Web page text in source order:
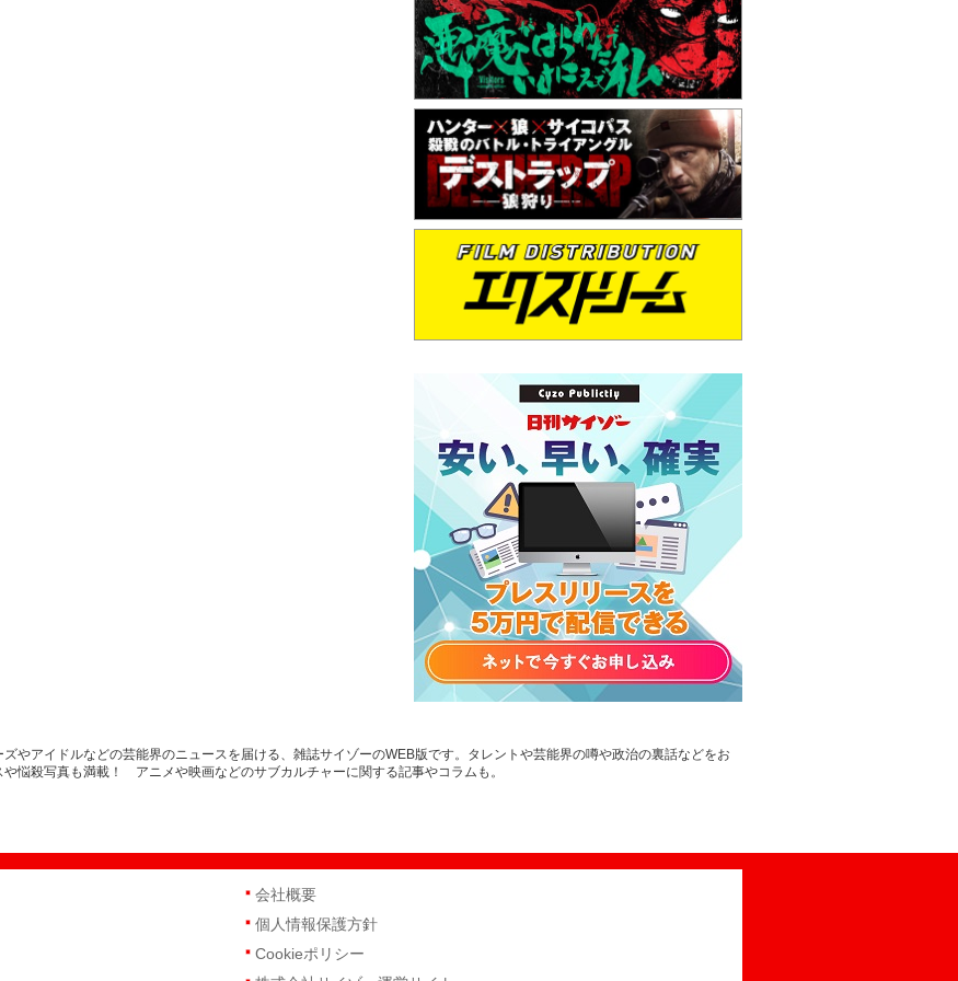
やアイドルなどの芸能界のニュースを届ける、雑誌サイゾーのWEB版です。タレントや芸能界の噂や政治の裏話などをお
悩殺写真も満載！ アニメや映画などのサブカルチャーに関する記事やコラムも。
会社概要
個人情報保護方針
Cookieポリシー